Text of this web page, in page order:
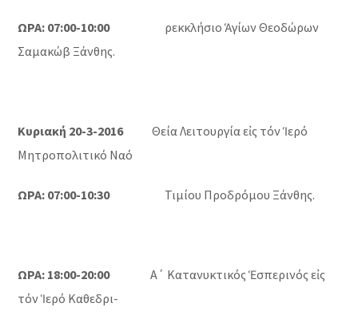
ΩΡΑ: 07:00-10:00 ρεκκλήσιο Ἁγίων Θεοδώρων
Σαμακώβ Ξάνθης.
Κυριακή 20-3-2016Θεία Λειτουργία εἰς τόν Ἱερό
Μητροπολιτικό Ναό
ΩΡΑ: 07:00-10:30 Τιμίου Προδρόμου Ξάνθης.
ΩΡΑ: 18:00-20:00Α΄ Κατανυκτικός Ἑσπερινός εἰς
τόν Ἱερό Καθεδρι-